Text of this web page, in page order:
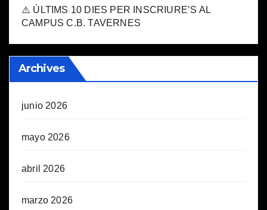
⚠️ ÚLTIMS 10 DIES PER INSCRIURE’S AL
CAMPUS C.B. TAVERNES
Archives
junio 2026
mayo 2026
abril 2026
marzo 2026